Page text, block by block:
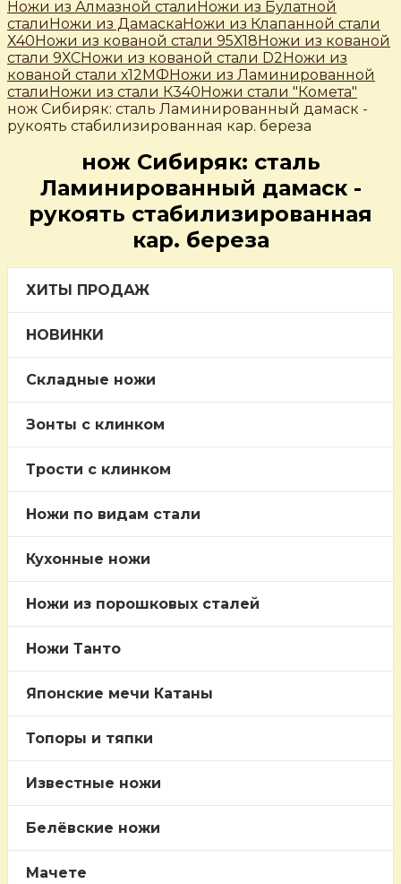
Ножи из Алмазной сталиНожи из Булатной
сталиНожи из ДамаскаНожи из Клапанной стали
Х40Ножи из кованой стали 95Х18Ножи из кованой
стали 9ХСНожи из кованой стали D2Ножи из
кованой стали х12МФНожи из Ламинированной
сталиНожи из стали К340Ножи стали "Комета"
нож Сибиряк: сталь Ламинированный дамаск -
рукоять стабилизированная кар. береза
нож Сибиряк: сталь
Ламинированный дамаск -
рукоять стабилизированная
кар. береза
ХИТЫ ПРОДАЖ
НОВИНКИ
Складные ножи
Зонты с клинком
Трости c клинком
Ножи по видам стали
Кухонные ножи
Ножи из порошковых сталей
Ножи Танто
Японские мечи Катаны
Топоры и тяпки
Известные ножи
Белёвские ножи
Мачете